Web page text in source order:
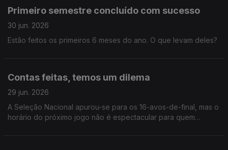
Primeiro semestre concluído com sucesso
30 jun. 2026
Estão feitos os primeiros 6 meses do ano. O que levam deles?
Contas feitas, temos um dilema
29 jun. 2026
A Seleção Nacional apurou-se para os 16-avos-de-final, mas o
horário do próximo jogo não é espectacular para quem